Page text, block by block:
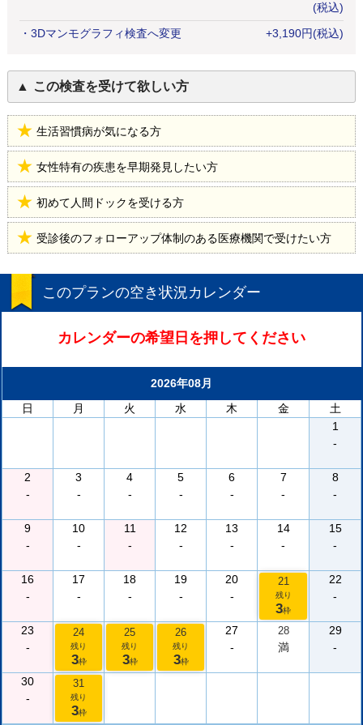
(税込)
・ 3Dマンモグラフィ検査へ変更 +3,190円(税込)
この検査を受けて欲しい方
生活習慣病が気になる方
女性特有の疾患を早期発見したい方
初めて人間ドックを受ける方
受診後のフォローアップ体制のある医療機関で受けたい方
このプランの空き状況カレンダー
カレンダーの希望日を押してください
2026年08月
日
月 火 水 木 金
土
1
-
2
-
3
-
4
-
5
-
6
-
7
-
8
-
9
-
10
-
11
-
12
-
13
-
14
-
15
-
16
-
17
-
18
-
19
-
20
-
21
残り
3枠
22
-
23
-
24
残り
3枠
25
残り
3枠
26
残り
3枠
27
-
28
満
29
-
30
-
31
残り
3枠